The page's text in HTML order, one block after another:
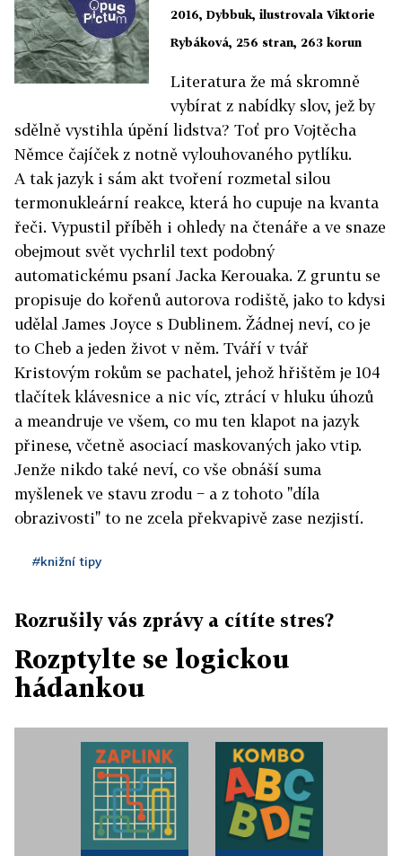
2016, Dybbuk, ilustrovala Viktorie
Rybáková, 256 stran, 263 korun
Literatura že má skromně
vybírat z nabídky slov, jež by
sdělně vystihla úpění lidstva? Toť pro Vojtěcha
Němce čajíček z notně vylouhovaného pytlíku.
A tak jazyk i sám akt tvoření rozmetal silou
termonukleární reakce, která ho cupuje na kvanta
řeči. Vypustil příběh i ohledy na čtenáře a ve snaze
obejmout svět vychrlil text podobný
automatickému psaní Jacka Kerouaka. Z gruntu se
propisuje do kořenů autorova rodiště, jako to kdysi
udělal James Joyce s Dublinem. Žádnej neví, co je
to Cheb a jeden život v něm. Tváří v tvář
Kristovým rokům se pachatel, jehož hřištěm je 104
tlačítek klávesnice a nic víc, ztrácí v hluku úhozů
a meandruje ve všem, co mu ten klapot na jazyk
přinese, včetně asociací maskovaných jako vtip.
Jenže nikdo také neví, co vše obnáší suma
myšlenek ve stavu zrodu − a z tohoto "díla
obrazivosti" to ne zcela překvapivě zase nezjistí.
#knižní tipy
Rozrušily vás zprávy a cítíte stres?
Rozptylte se logickou
hádankou